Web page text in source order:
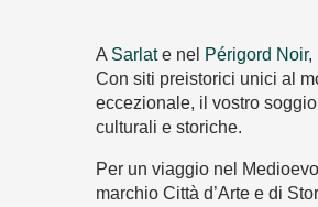
A Sarlate nel Périgord Noir,
Con siti preistorici unici al
eccezionale, il vostro
culturali e storiche.
Per un viaggio nel
marchio Città d’Arte e di